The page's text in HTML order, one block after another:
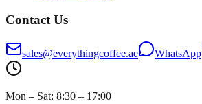
Contact Us
sales@everythingcoffee.ae WhatsApp
Mon – Sat: 8:30 – 17:00